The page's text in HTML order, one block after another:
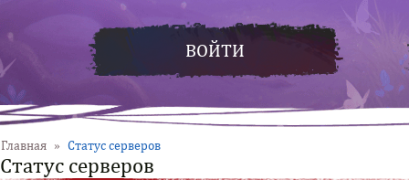
ВОЙТИ
Главная » Статус серверов
Статус серверов